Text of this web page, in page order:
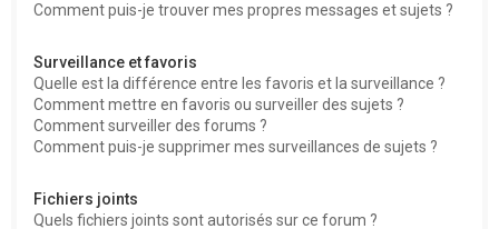
Comment puis-je trouver mes propres messages et sujets ?
Surveillance et favoris
Quelle est la différence entre les favoris et la surveillance ?
Comment mettre en favoris ou surveiller des sujets ?
Comment surveiller des forums ?
Comment puis-je supprimer mes surveillances de sujets ?
Fichiers joints
Quels fichiers joints sont autorisés sur ce forum ?